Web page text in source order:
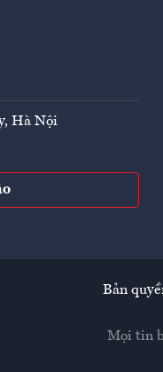
Hà Nội
Bản
Mọi tin